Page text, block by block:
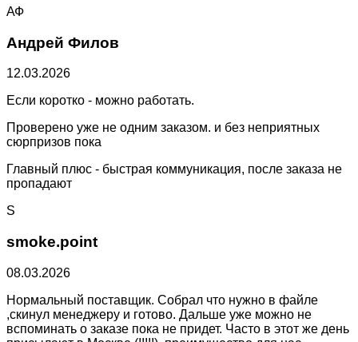
АФ
Андрей Филов
12.03.2026
Если коротко - можно работать.
Проверено уже не одним заказом. и без неприятных
сюрпризов пока
Главный плюс - быстрая коммуникация, после заказа не
пропадают
S
smoke.point
08.03.2026
Нормальный поставщик. Собрал что нужно в файле
,скинул менеджеру и готово. Дальше уже можно не
вспоминать о заказе пока не придет. Часто в этот же день